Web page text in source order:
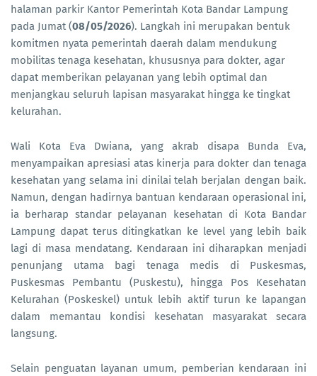
halaman parkir Kantor Pemerintah Kota Bandar Lampung
pada Jumat (08/05/2026). Langkah ini merupakan bentuk
komitmen nyata pemerintah daerah dalam mendukung
mobilitas tenaga kesehatan, khususnya para dokter, agar
dapat memberikan pelayanan yang lebih optimal dan
menjangkau seluruh lapisan masyarakat hingga ke tingkat
kelurahan.
Wali Kota Eva Dwiana, yang akrab disapa Bunda Eva,
menyampaikan apresiasi atas kinerja para dokter dan tenaga
kesehatan yang selama ini dinilai telah berjalan dengan baik.
Namun, dengan hadirnya bantuan kendaraan operasional ini,
ia berharap standar pelayanan kesehatan di Kota Bandar
Lampung dapat terus ditingkatkan ke level yang lebih baik
lagi di masa mendatang. Kendaraan ini diharapkan menjadi
penunjang utama bagi tenaga medis di Puskesmas,
Puskesmas Pembantu (Puskestu), hingga Pos Kesehatan
Kelurahan (Poskeskel) untuk lebih aktif turun ke lapangan
dalam memantau kondisi kesehatan masyarakat secara
langsung.
Selain penguatan layanan umum, pemberian kendaraan ini